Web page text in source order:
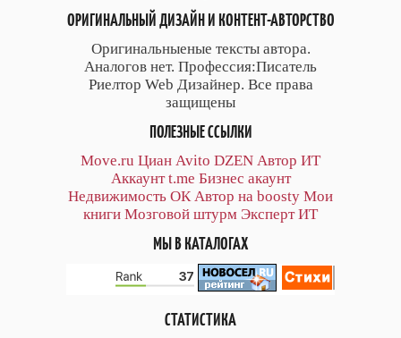
ОРИГИНАЛЬНЫЙ ДИЗАЙН И КОНТЕНТ-АВТОРСТВО
Оригинальныеные тексты автора.
Аналогов нет. Профессия:Писатель
Риелтор Web Дизайнер. Все права
защищены
ПОЛЕЗНЫЕ ССЫЛКИ
Move.ru Циан Avito DZEN Автор ИТ
Аккаунт t.me Бизнес акаунт
Недвижимость ОК Автор на boosty Мои
книги Мозговой штурм Эксперт ИТ
МЫ В КАТАЛОГАХ
СТАТИСТИКА